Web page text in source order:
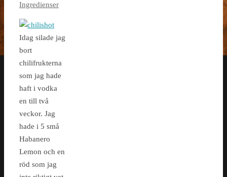
Ingredienser
Idag silade jag
bort
chilifrukterna
som jag hade
haft i vodka
en till två
veckor. Jag
hade i 5 små
Habanero
Lemon och en
röd som jag